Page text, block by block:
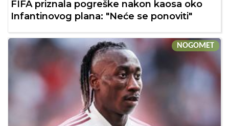
FIFA priznala pogreške nakon kaosa oko
Infantinovog plana: "Neće se ponoviti"
NOGOMET